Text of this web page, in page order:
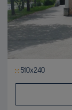
510x240